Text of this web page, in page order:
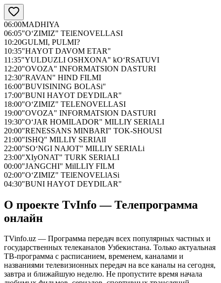
06:00MADHIYA
06:05"O‘ZIMIZ" TElENOVELLASI
10:20GULMI, PULMI?
10:35"HAYOT DAVOM ETAR"
11:35"YULDUZLI OSHXONA" kO‘RSATUVI
12:20"OVOZA" INFORMATSION DASTURI
12:30"RAVAN" HIND FILMI
16:00"BUVISINING BOLASi"
17:00"BUNI HAYOT DEYDILAR"
18:00"O‘ZIMIZ" TELENOVELLASI
19:00"OVOZA" INFORMATSION DASTURI
19:30"O‘JAR HOMILADOR" MILLIY SERIALI
20:00"RENESSANS MINBARI" TOK-SHOUSI
21:00"ISHQ" MILLIY SERIAlI
22:00"SO‘NGI NAJOT" MILLIY SERIALi
23:00"XIyONAT" TURK SERIALI
00:00"JANGCHI" MilLLIY FILM
02:00"O‘ZIMIZ" TElENOVELlASi
04:30"BUNI HAYOT DEYDILAR"
О проекте TvInfo — Телепрограмма
онлайн
TVinfo.uz — Программа передач всех популярных частных и
государственных телеканалов Узбекистана. Только актуальная
ТВ-программа с расписанием, временем, каналами и
названиями телевизионных передач на все каналы на сегодня,
завтра и ближайшую неделю. Не пропустите время начала